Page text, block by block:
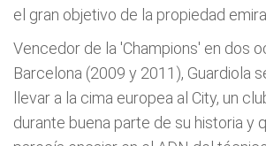
el gran objetivo de la propiedad
Vencedor de la 'Champions' en dos
Barcelona (2009 y 2011), Guardiola
llevar a la cima europea al City, un
durante buena parte de su historia y